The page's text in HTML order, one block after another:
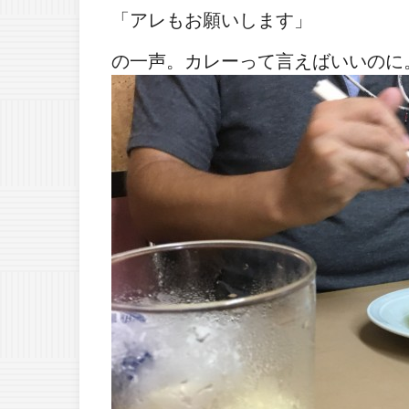
「アレもお願いします」
の一声。カレーって言えばいいのに